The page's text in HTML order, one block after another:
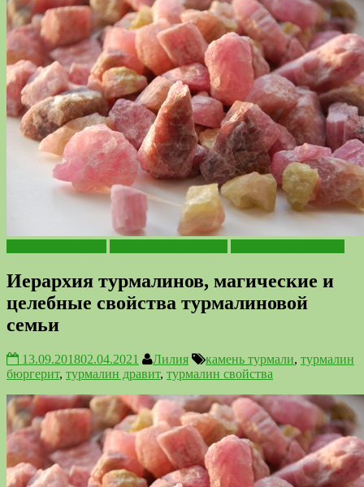
Иерархия турмалинов, магические и
целебные свойства турмалиновой
семьи
13.09.201802.04.2021 Лилия камень турмали, турмалин
бюргерит, турмалин дравит, турмалин свойства